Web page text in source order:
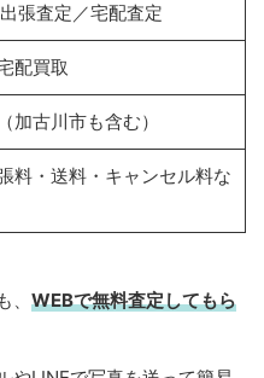
張査定／宅配査定
配買取
加古川市も含む）
料・送料・キャンセル料な
WEBで無料査定してもら